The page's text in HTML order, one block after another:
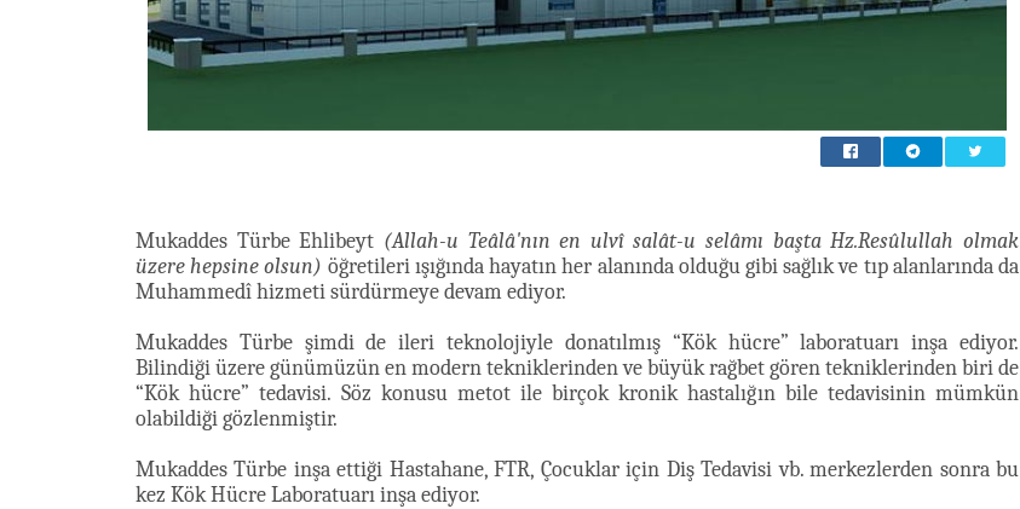
Mukaddes Türbe Ehlibeyt (Allah-u Teâlâ'nın en ulvî salât-u selâmı başta Hz.Resûlullah olmak
üzere hepsine olsun) öğretileri ışığında hayatın her alanında olduğu gibi sağlık ve tıp alanlarında da
Muhammedî hizmeti sürdürmeye devam ediyor.
Mukaddes Türbe şimdi de ileri teknolojiyle donatılmış “Kök hücre” laboratuarı inşa ediyor.
Bilindiği üzere günümüzün en modern tekniklerinden ve büyük rağbet gören tekniklerinden biri de
“Kök hücre” tedavisi. Söz konusu metot ile birçok kronik hastalığın bile tedavisinin mümkün
olabildiği gözlenmiştir.
Mukaddes Türbe inşa ettiği Hastahane, FTR, Çocuklar için Diş Tedavisi vb. merkezlerden sonra bu
kez Kök Hücre Laboratuarı inşa ediyor.